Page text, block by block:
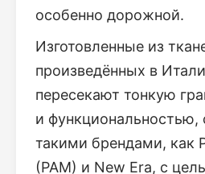
особенно дорожной.
Изготовленные из
произведённых в
пересекают тонкую
и функциональностью,
такими брендами, как
(PAM) и New Era, с